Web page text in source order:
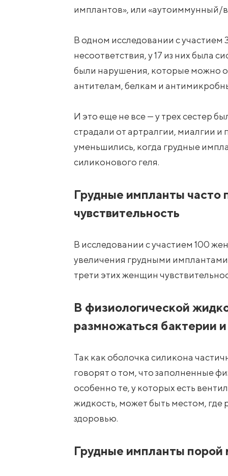
имплантов», или «аутоиммунный/
В одном исследовании с
несоответствия, у 17 из них была
были нарушения, которые можно
антителам, белкам и
И это еще не все — у трех сестер
страдали от артралгии, миалгии
уменьшились, когда грудные
силиконового геля.
Грудные импланты часто
чувствительность
В исследовании с участием 100
увеличения грудными
трети этих женщин
В физиологической
размножаться бактерии
Так как оболочка силикона
говорят о том, что заполненные
особенно те, у которых есть
жидкость, может быть местом, где
здоровью.
Грудные импланты